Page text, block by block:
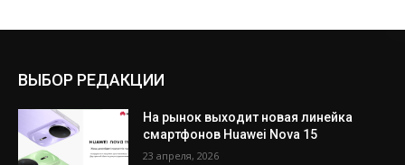
ВЫБОР РЕДАКЦИИ
На рынок выходит новая линейка
смартфонов Huawei Nova 15
23 апреля, 2026